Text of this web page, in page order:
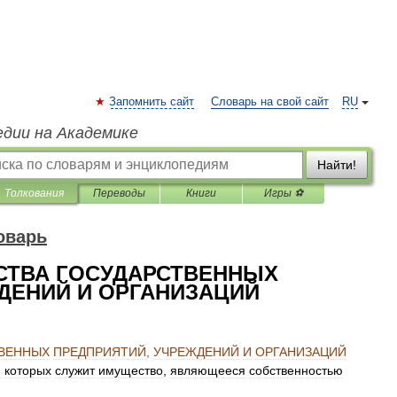
RU
Запомнить сайт Словарь на свой сайт
на Академике
Найти!
Толкования Переводы Книги Игры ⚽
ГОСУДАРСТВЕННЫХ
И ОРГАНИЗАЦИЙ
ПРЕДПРИЯТИЙ УЧРЕЖДЕНИЙ И ОРГАНИЗАЦИЙ
которых служит имущество являющееся собственностью